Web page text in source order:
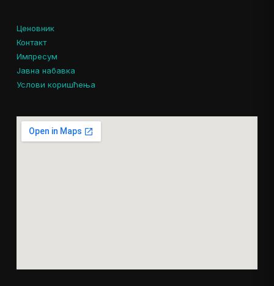
Ценовник
Контакт
Импресум
Јавна набавка
Услови коришћења